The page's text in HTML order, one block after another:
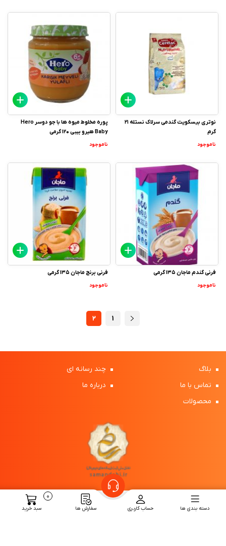
نوتری بیسکویت گندمی سرلاک نستله 21
گرم
ناموجود
پوره مخلوط میوه ها با جو دوسر Hero
Baby هیرو بیبی 120 گرمی
ناموجود
فرنی گندم ماجان 135 گرمی
ناموجود
فرنی برنج ماجان 135 گرمی
ناموجود
1
2
بلاگ
چند رسانه ای
تماس با ما
درباره ما
محصولات
دسته بندی ها حساب کاربری سفارش ها
0
سبد خرید